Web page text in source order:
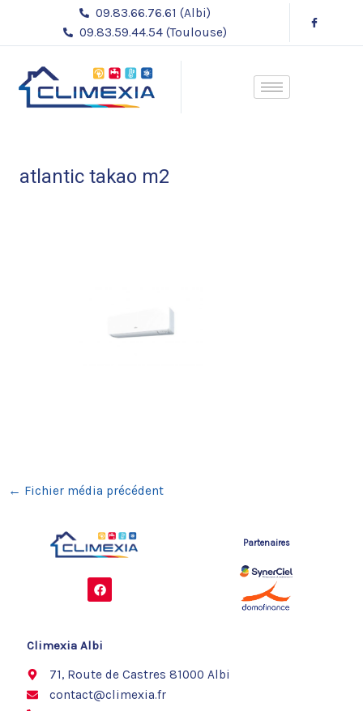
contenu
09.83.66.76.61 (Albi)
09.83.59.44.54 (Toulouse)
atlantic takao m2
articles
← Fichier média précédent
F
a
c
o
Partenaires
Climexia Albi
71, Route de Castres 81000 Albi
contact@climexia.fr